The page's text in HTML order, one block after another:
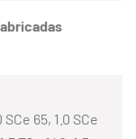
SCe 65, 1.0 SCe